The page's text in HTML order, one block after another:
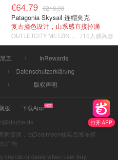
打开 APP
€64.79 €210.00
Patagonia Skysail 连帽夹克
复古撞色设计，山系感直接拉满
710人感兴趣
黑五
InRewards
Datenschutzerklärung
版权声明
版
下载App
家提供，由Dealmoon核实后发布折
扣广告
brands or deals when user buy